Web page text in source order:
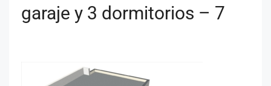
garaje y 3 dormitorios – 7